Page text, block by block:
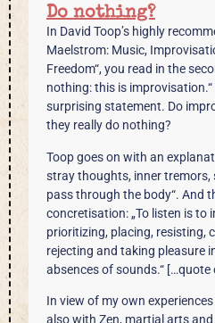
Do nothing?
In David Toop’s highly
Maelstrom: Music,
Freedom“, you read in the
nothing: this is improvisation.“
surprising statement. Do
they really do nothing?
Toop goes on with an
stray thoughts, inner tremors,
pass through the body“. And
concretisation: „To listen is to
prioritizing, placing, resisting,
rejecting and taking pleasure
absences of sounds.“ […quote
In view of my own
also with Zen, martial arts